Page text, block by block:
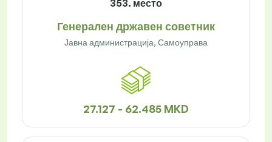
353. место
Генерален државен советник
Јавна администрација, Самоуправа
27.127 - 62.485 MKD